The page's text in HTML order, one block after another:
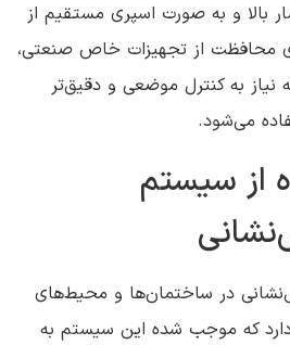
بالا و به صورت اسپری مستقیم از
محافظت از تجهیزات خاص صنعتی،
نیاز به کنترل موضعی و دقیق‌تر
می‌شود.
از سیستم
در ساختمان‌ها و محیط‌های
که موجب شده این سیستم به